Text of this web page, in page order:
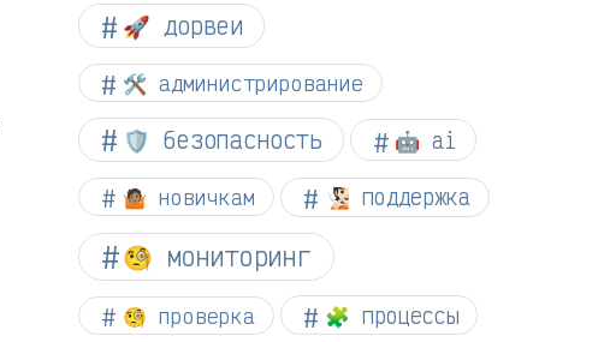
🚀 дорвеи
🛠️ администрирование
🛡️ безопасность 🤖 ai
🤷🏽 новичкам 🧏🏻 поддержка
🧐 мониторинг
🧐 проверка 🧩 процессы